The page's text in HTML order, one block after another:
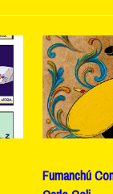
Fumanchú